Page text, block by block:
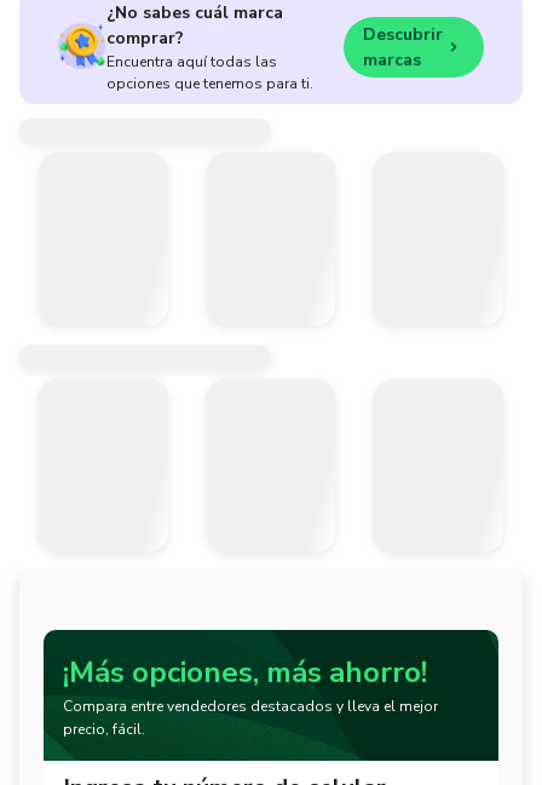
¿No sabes cuál marca
comprar?
Encuentra aquí todas las
opciones que tenemos para ti.
Descubrir
marcas
¡Más opciones, más ahorro!
Compara entre vendedores destacados y lleva el mejor
precio, fácil.